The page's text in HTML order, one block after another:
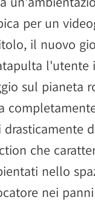
per un
il nuovo
l'utente
sul pianeta
che
nello
nei